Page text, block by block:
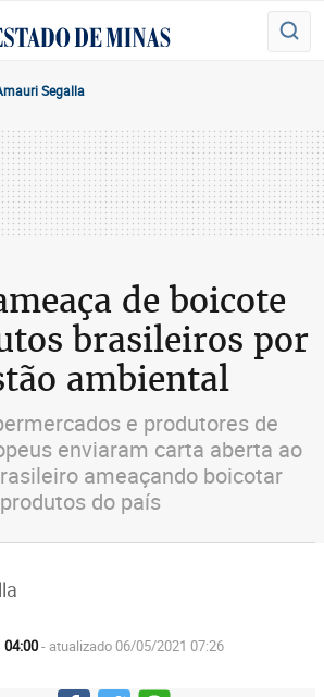
Segalla
de boicote
brasileiros por
ambiental
e produtores de
enviaram carta aberta ao
ameaçando boicotar
produtos do país
- atualizado 06/05/2021 07:26